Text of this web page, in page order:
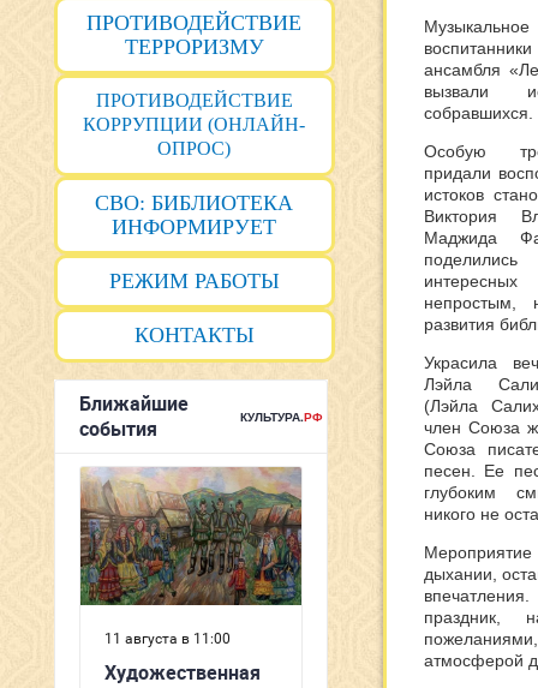
ПРОТИВОДЕЙСТВИЕ
ТЕРРОРИЗМУ
ПРОТИВОДЕЙСТВИЕ
КОРРУПЦИИ (ОНЛАЙН-
ОПРОС)
СВО: БИБЛИОТЕКА
ИНФОРМИРУЕТ
РЕЖИМ РАБОТЫ
КОНТАКТЫ
ансамбля
вызвали
собравшихся.
Особую
придали
истоков
Виктория
Маджида
непростым,
развития
Украсила
Лэйла
(Лэйла
член Союза
Союза
песен. Ее
глубоким
никого не
дыхании,
праздник,
атмосферой